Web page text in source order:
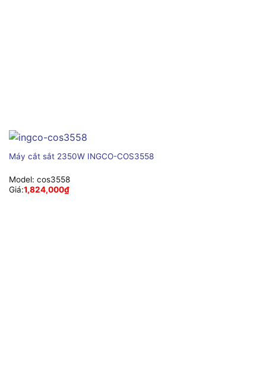
Máy cắt sắt 2350W INGCO-COS3558
Model: cos3558
Giá:1,824,000₫